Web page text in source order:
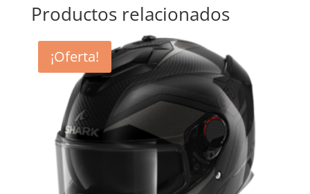
Productos relacionados
¡Oferta!